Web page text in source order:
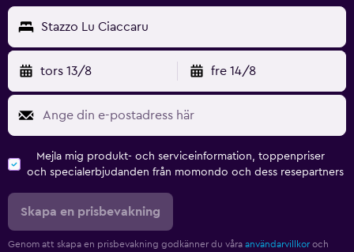
Träningslokal
Stazzo Lu Ciaccaru
tors 13/8 fre 14/8
Mejla mig produkt- och serviceinformation, toppenpriser
och specialerbjudanden från momondo och dess resepartners
Skapa en prisbevakning
Genom att skapa en prisbevakning godkänner du våra användarvillkor och